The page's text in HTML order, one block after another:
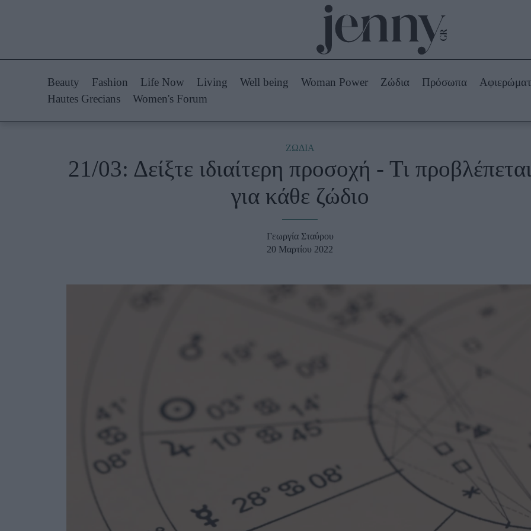
Styling Tips
Fashion News
Beauty -
Ομορφιά
Skincare
Μακιγιάζ
Woman Power Πρόσωπα
Celebrities
Ζώδια
Beauty Fashion Life Now Living Well being Woman Power Ζώδια Πρόσωπα
Hautes Grecians
Women's Forum
ΖΩΔΙΑ
21/03: Δείξτε ιδιαίτερη προσοχή - Τι προβλέπεται
για κάθε ζώδιο
Γεωργία Σταύρου
20 Μαρτίου 2022